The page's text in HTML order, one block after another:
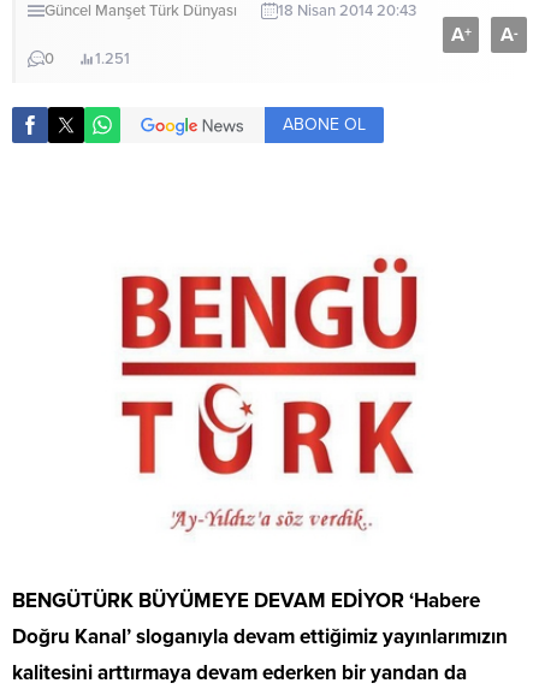
Güncel ManşetTürk Dünyası 18 Nisan 2014 20:43
0 1.251
A+ A-
ABONE OL
BENGÜTÜRK BÜYÜMEYE DEVAM EDİYOR ‘Habere
Doğru Kanal’ sloganıyla devam ettiğimiz yayınlarımızın
kalitesini arttırmaya devam ederken bir yandan da